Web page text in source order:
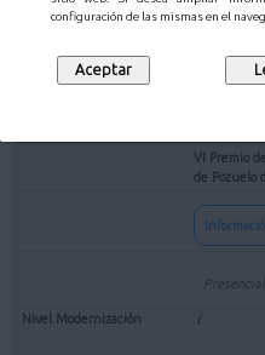
configuración de las mismas en el
VI Premio
de Pozuelo
Presencial